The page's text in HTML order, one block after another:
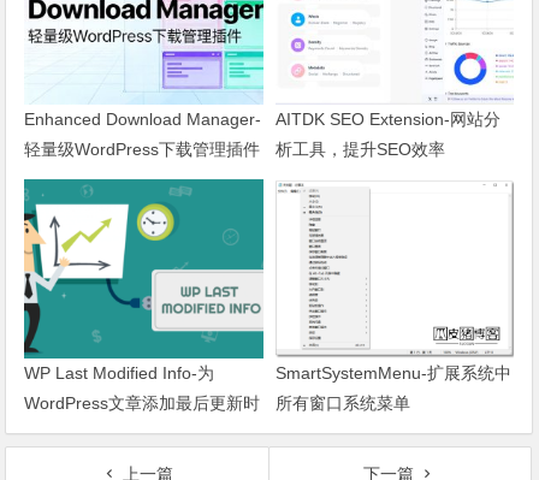
Enhanced Download Manager-
轻量级WordPress下载管理插件
AITDK SEO Extension-网站分
析工具，提升SEO效率
WP Last Modified Info-为
WordPress文章添加最后更新时
间
SmartSystemMenu-扩展系统中
所有窗口系统菜单
上一篇
下一篇